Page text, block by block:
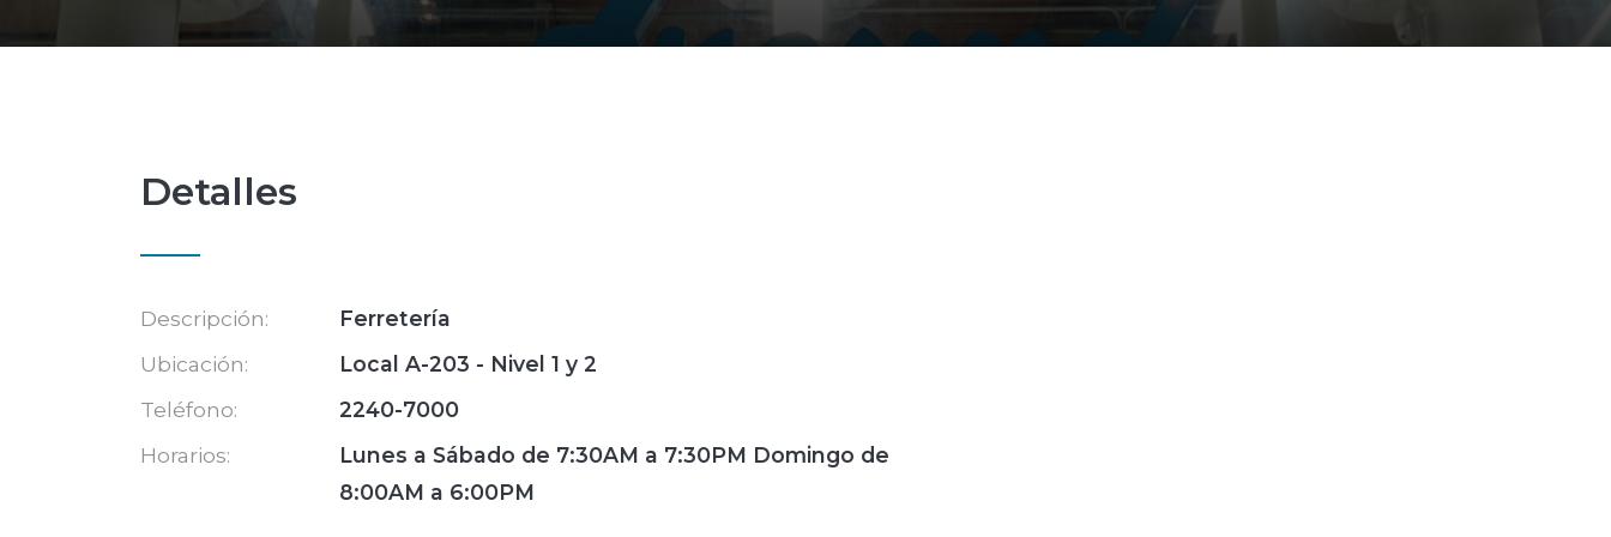
Detalles
Descripción:
Ferretería
Ubicación:
Local A-203 - Nivel 1 y 2
Teléfono:
2240-7000
Horarios:
Lunes a Sábado de 7:30AM a 7:30PM Domingo de
8:00AM a 6:00PM